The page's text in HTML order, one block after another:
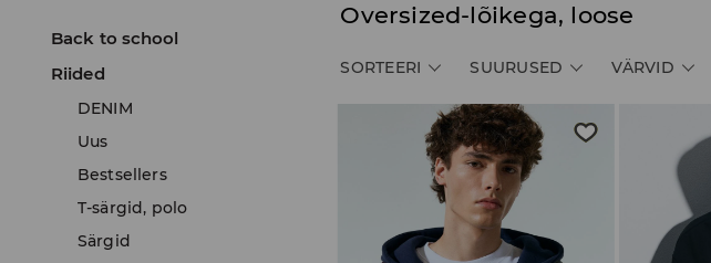
Back to school
Riided
DENIM
Uus
Bestsellers
T-särgid, polo
Särgid
Oversized-lõikega, loose
SORTEERI SUURUSED VÄRVID